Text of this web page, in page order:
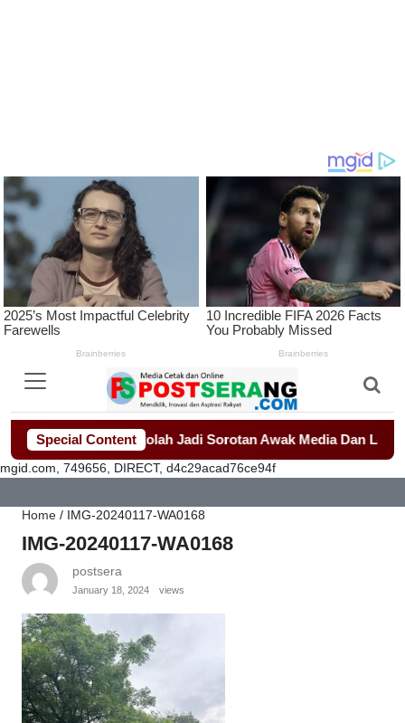
Special Content
Seragam Sekolah Jadi Sorotan Awak Media Dan Lembaga
mgid.com, 749656, DIRECT, d4c29acad76ce94f
Home / IMG-20240117-WA0168
IMG-20240117-WA0168
postsera
January 18, 2024 views